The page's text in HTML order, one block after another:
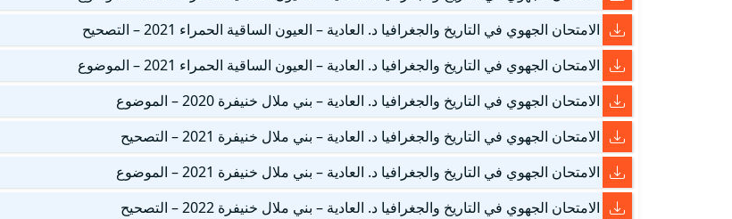
الامتحان الجهوي في التاريخ والجغرافيا د. العادية – العيون الساقية الحمراء 2021 – التصحيح
الامتحان الجهوي في التاريخ والجغرافيا د. العادية – العيون الساقية الحمراء 2021 – الموضوع
الامتحان الجهوي في التاريخ والجغرافيا د. العادية – بني ملال خنيفرة 2020 – الموضوع
الامتحان الجهوي في التاريخ والجغرافيا د. العادية – بني ملال خنيفرة 2021 – التصحيح
الامتحان الجهوي في التاريخ والجغرافيا د. العادية – بني ملال خنيفرة 2021 – الموضوع
الامتحان الجهوي في التاريخ والجغرافيا د. العادية – بني ملال خنيفرة 2022 – التصحيح